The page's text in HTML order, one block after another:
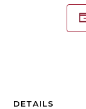
DETAILS